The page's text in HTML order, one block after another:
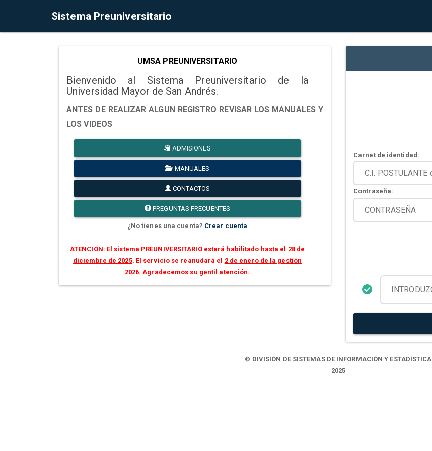
Sistema Preuniversitario
UMSA PREUNIVERSITARIO
Bienvenido al Sistema Preuniversitario de la
Universidad Mayor de San Andrés.
ANTES DE REALIZAR ALGUN REGISTRO REVISAR LOS MANUALES Y
LOS VIDEOS
ADMISIONES
MANUALES
CONTACTOS
PREGUNTAS FRECUENTES
¿No tienes una cuenta? Crear cuenta
ATENCIÓN: El sistema PREUNIVERSITARIO estará habilitado hasta el 28 de
diciembre de 2025. El servicio se reanudará el 2 de enero de la gestión
2026. Agradecemos su gentil atención.
Carnet de identidad:
Contraseña:
© DIVISIÓN DE SISTEMAS DE INFORMACIÓN Y ESTADÍSTICA
2025